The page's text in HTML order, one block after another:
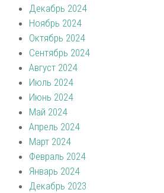
Декабрь 2024
Ноябрь 2024
Октябрь 2024
Сентябрь 2024
Август 2024
Июль 2024
Июнь 2024
Май 2024
Апрель 2024
Март 2024
Февраль 2024
Январь 2024
Декабрь 2023